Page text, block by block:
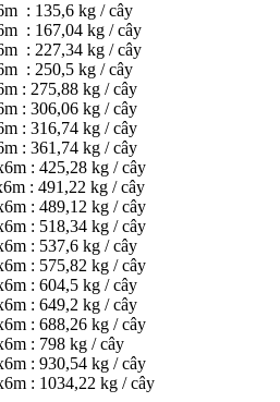
: 135,6 kg / cây
: 167,04 kg / cây
: 227,34 kg / cây
: 250,5 kg / cây
: 275,88 kg / cây
: 306,06 kg / cây
: 316,74 kg / cây
: 361,74 kg / cây
: 425,28 kg / cây
: 491,22 kg / cây
: 489,12 kg / cây
: 518,34 kg / cây
: 537,6 kg / cây
: 575,82 kg / cây
: 604,5 kg / cây
: 649,2 kg / cây
: 688,26 kg / cây
: 798 kg / cây
: 930,54 kg / cây
: 1034,22 kg / cây